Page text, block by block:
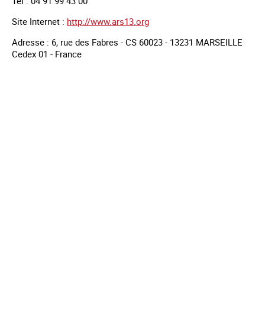
Site Internet : http://www.ars13.org
Adresse : 6, rue des Fabres - CS 60023 - 13231 MARSEILLE
Cedex 01 - France